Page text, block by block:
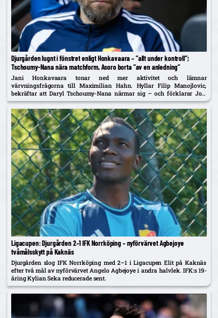
Djurgården lugnt i fönstret enligt Honkavaara – ”allt under kontroll”;
Tschoumy-Nana nära matchform, Asoro borta ”av en anledning”
Jani Honkavaara tonar ned mer aktivitet och lämnar
värvningsfrågorna till Maximilian Hahn. Hyllar Filip Manojlovic,
bekräftar att Daryl Tschoumy-Nana närmar sig – och förklarar Joel
Asoros frånvaro med att han är borta "av en anledning".
Ligacupen: Djurgården 2–1 IFK Norrköping – nyförvärvet Agbejoye
tvåmålsskytt på Kaknäs
Djurgården slog IFK Norrköping med 2–1 i Ligacupen Elit på Kaknäs
efter två mål av nyförvärvet Angelo Agbejoye i andra halvlek. IFK:s 19-
åring Kylian Seka reducerade sent.